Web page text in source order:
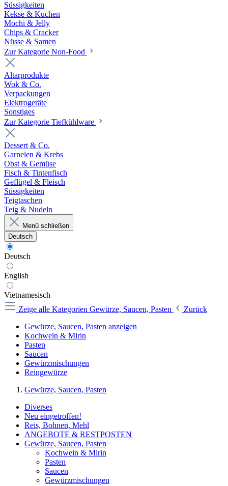
Süssigkeiten
Kekse & Kuchen
Mochi & Jelly
Chips & Cracker
Nüsse & Samen
Zur Kategorie Non-Food
Altarprodukte
Wok & Co.
Verpackungen
Elektrogeräte
Sonstiges
Zur Kategorie Tiefkühlware
Dessert & Co.
Garnelen & Krebs
Obst & Gemüse
Fisch & Tintenfisch
Geflügel & Fleisch
Süssigkeiten
Teigtaschen
Teig & Nudeln
Menü schließen
Deutsch
Deutsch
English
Vietnamesisch
Zeige alle Kategorien Gewürze, Saucen, Pasten
Zurück
Gewürze, Saucen, Pasten anzeigen
Kochwein & Mirin
Pasten
Saucen
Gewürzmischungen
Reingewürze
Gewürze, Saucen, Pasten
Diverses
Neu eingetroffen!
Reis, Bohnen, Mehl
ANGEBOTE & RESTPOSTEN
Gewürze, Saucen, Pasten
Kochwein & Mirin
Pasten
Saucen
Gewürzmischungen